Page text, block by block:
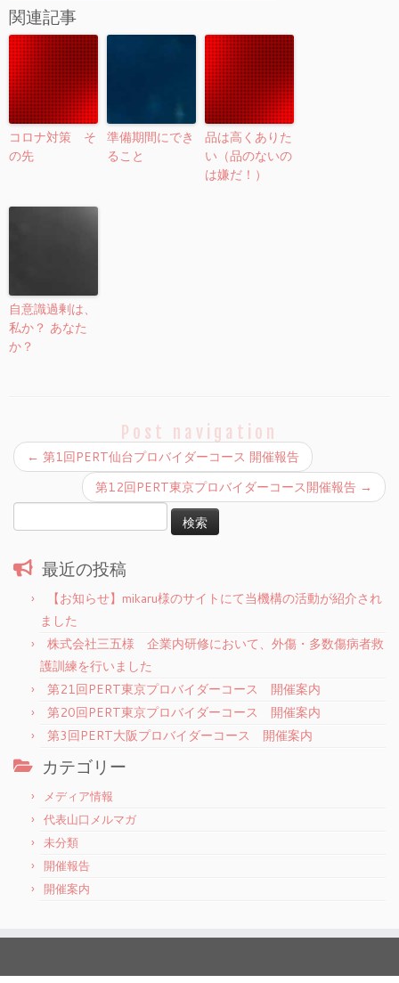
関連記事
コロナ対策 そ
の先
準備期間にでき
ること
品は高くありた
い（品のないの
は嫌だ！）
自意識過剰は、
私か？ あなた
か？
Post navigation
← 第1回PERT仙台プロバイダーコース 開催報告
第12回PERT東京プロバイダーコース開催報告 →
索:
最近の投稿
【お知らせ】mikaru様のサイトにて当機構の活動が紹介され
ました
株式会社三五様 企業内研修において、外傷・多数傷病者救
護訓練を行いました
第21回PERT東京プロバイダーコース 開催案内
第20回PERT東京プロバイダーコース 開催案内
第3回PERT大阪プロバイダーコース 開催案内
カテゴリー
メディア情報
代表山口メルマガ
未分類
開催報告
開催案内